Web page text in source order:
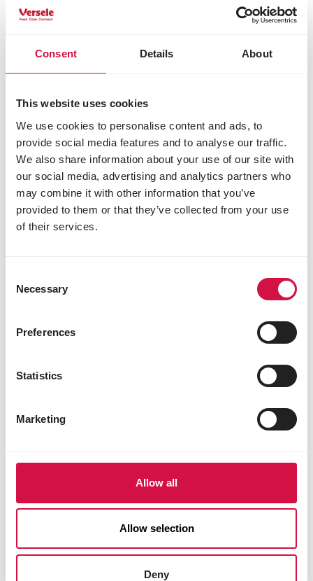
Consent Details About
This website uses cookies
We use cookies to personalise content and ads, to
provide social media features and to analyse our traffic.
We also share information about your use of our site with
our social media, advertising and analytics partners who
may combine it with other information that you’ve
provided to them or that they’ve collected from your use
of their services.
Selection
Necessary
Preferences
Statistics
Marketing
Allow all
Allow selection
Deny
Productinfo Bestanddelen
Samenstelling
Andere bezoekers bekeken ook: